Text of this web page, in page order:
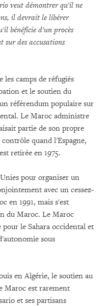
veut démontrer qu'il ne
il devrait le libérer
bénéficie d'un procès
des accusations
camps de réfugiés
et le soutien du
référendum populaire sur
Le Maroc administre
partie de son propre
quand l'Espagne,
retirée en 1975.
pour organiser un
avec un cessez-
en 1991, mais s'est
du Maroc. Le Maroc
le Sahara occidental et
sous
en Algérie, le soutien au
Maroc est rarement
et ses partisans